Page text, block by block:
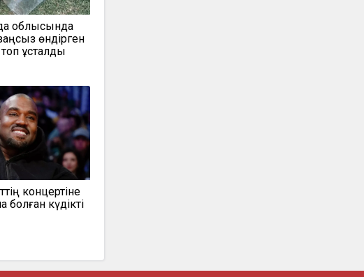
облысында
өндірген
ұсталды
концертіне
болған күдікті